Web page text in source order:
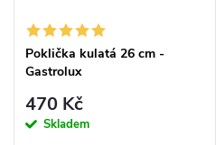
Poklička kulatá 26 cm -
Gastrolux
470 Kč
Skladem